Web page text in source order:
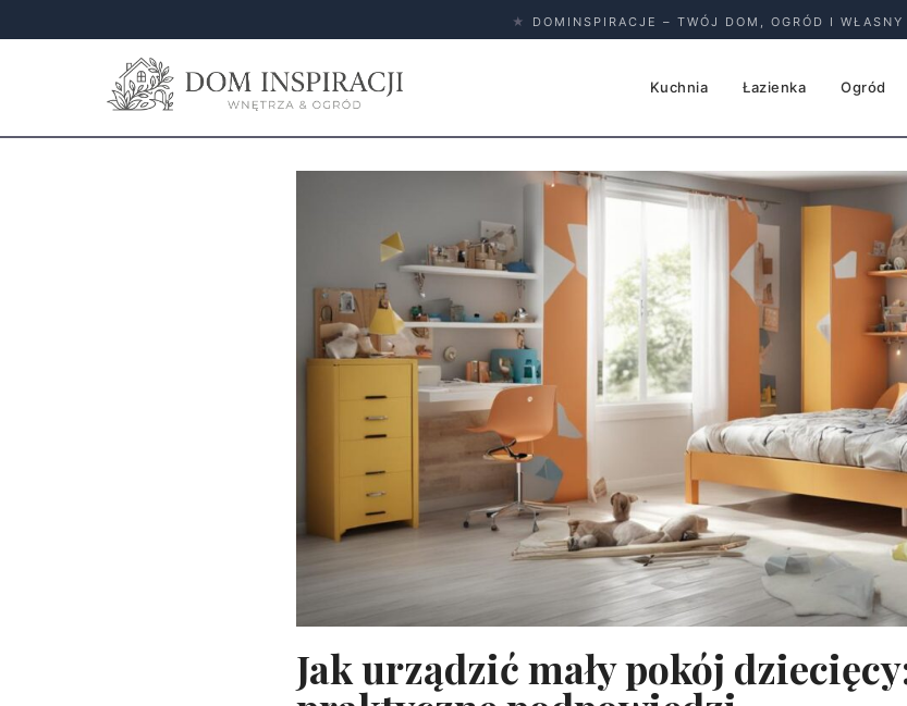
★ DOMINSPIRACJE – TWÓJ DOM, OGRÓD I WŁASNY
Kuchnia Łazienka Ogród
Jak urządzić mały pokój